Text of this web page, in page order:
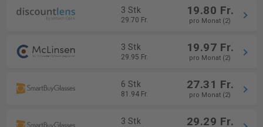
3 Stk
29.70 Fr.
19.80 Fr.
pro Monat (2)
3 Stk
29.95 Fr.
19.97 Fr.
pro Monat (2)
6 Stk
81.94 Fr.
27.31 Fr.
pro Monat (2)
3 Stk 29.29 Fr.